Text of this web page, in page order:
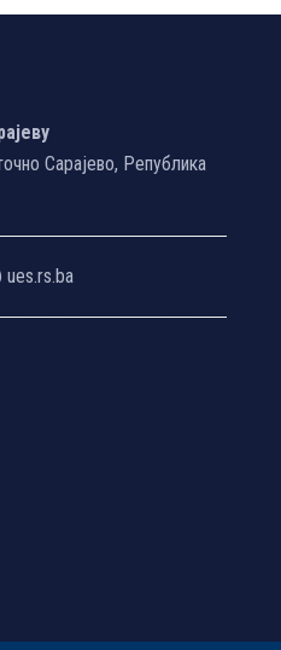
Сарајево, Република